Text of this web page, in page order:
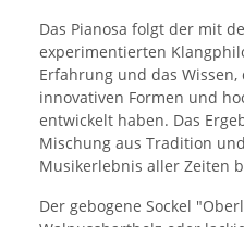
Das Pianosa folgt der mit
experimentierten
Erfahrung und das
innovativen Formen und
entwickelt haben. Das
Mischung aus Tradition
Musikerlebnis aller Zeiten
Der gebogene Sockel